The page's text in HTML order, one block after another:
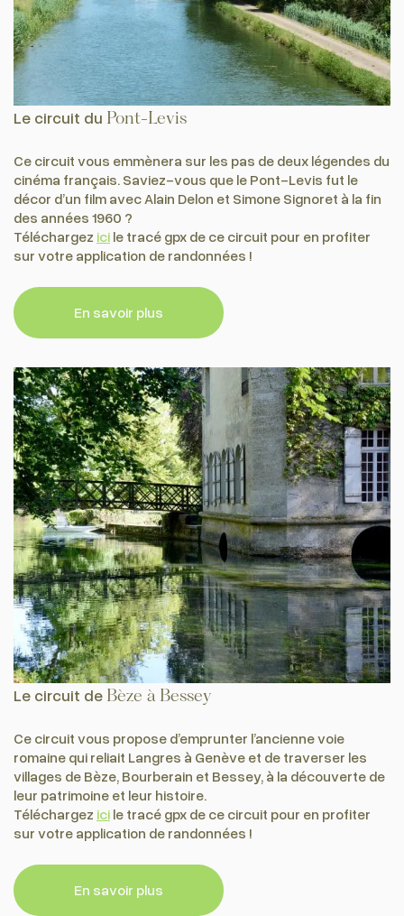
Le circuit du Pont-Levis
Ce circuit vous emmènera sur les pas de deux légendes du
cinéma français. Saviez-vous que le Pont-Levis fut le
décor d’un film avec Alain Delon et Simone Signoret à la fin
des années 1960 ?
Téléchargez ici le tracé gpx de ce circuit pour en profiter
sur votre application de randonnées !
En savoir plus
Le circuit de Bèze à Bessey
Ce circuit vous propose d’emprunter l’ancienne voie
romaine qui reliait Langres à Genève et de traverser les
villages de Bèze, Bourberain et Bessey, à la découverte de
leur patrimoine et leur histoire.
Téléchargez ici le tracé gpx de ce circuit pour en profiter
sur votre application de randonnées !
En savoir plus